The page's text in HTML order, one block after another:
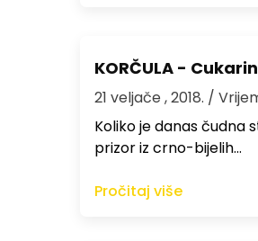
KORČULA -
21 veljače , 2018. /
Koliko je danas čudna
prizor iz crno-bijelih…
Pročitaj više